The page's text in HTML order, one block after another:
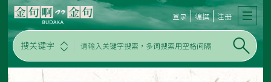
搜关键字
登录 编撰 注册